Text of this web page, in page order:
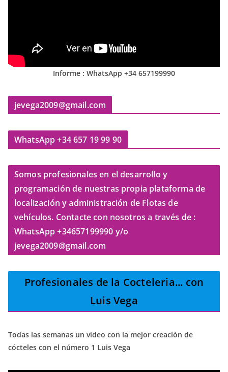
Informe : WhatsApp +34 657199990
jevega2009@gmail.com
WhatsApp +34 657 19 99 90
Somos profesionales en el desarrollo y
programación de nuestras propia plataforma de
localización y administración de Flotas de
vehículos. Contacte con nosotros a través de :
WhatsApp +34657199990 y/o
jevega2009@gmail.com
Profesionales de la Cocteleria... con
Luis Vega
Todas las semanas un video con la mejor creación de
cócteles con el número 1 Luis Vega